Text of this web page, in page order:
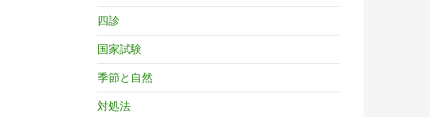
四診
国家試験
季節と自然
対処法